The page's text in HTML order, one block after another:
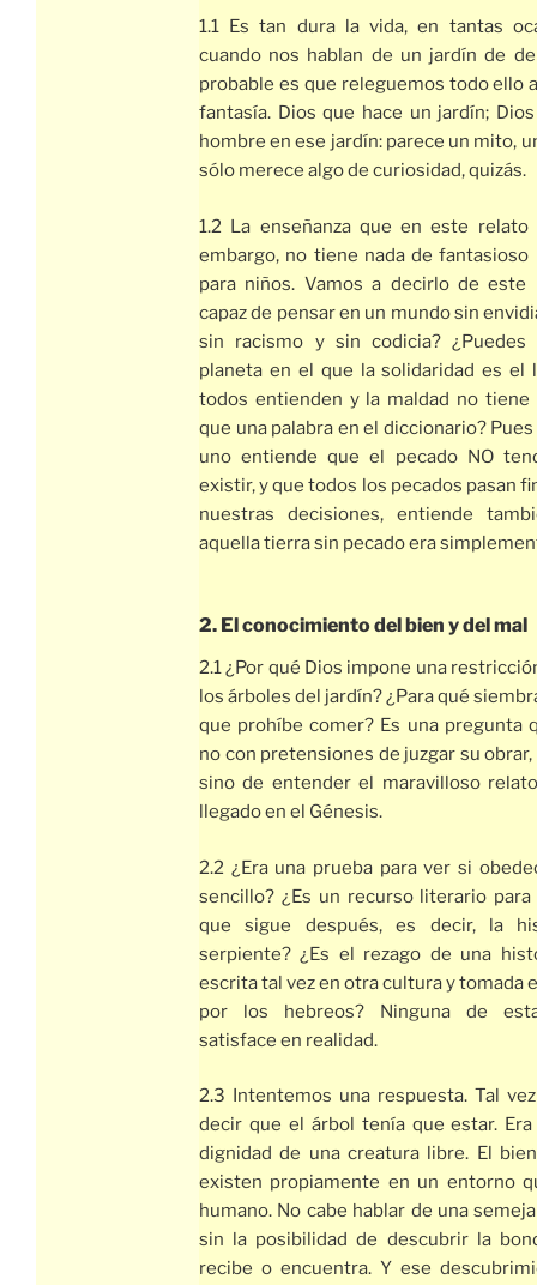
1.1 Es tan dura la vida, en tantas
cuando nos hablan de un jardín de
probable es que releguemos todo ello
fantasía. Dios que hace un jardín;
hombre en ese jardín: parece un mito,
sólo merece algo de curiosidad, quizás.
1.2 La enseñanza que en este relato
embargo, no tiene nada de
para niños. Vamos a decirlo de este
capaz de pensar en un mundo sin
sin racismo y sin codicia? ¿Puedes
planeta en el que la solidaridad es el
todos entienden y la maldad no tiene
que una palabra en el diccionario?
uno entiende que el pecado NO
existir, y que todos los pecados pasan
nuestras decisiones, entiende
aquella tierra sin pecado era
2. El conocimiento del bien y del mal
2.1 ¿Por qué Dios impone una
los árboles del jardín? ¿Para qué
que prohíbe comer? Es una pregunta
no con pretensiones de juzgar su
sino de entender el maravilloso
llegado en el Génesis.
2.2 ¿Era una prueba para ver si
sencillo? ¿Es un recurso literario
que sigue después, es decir, la
serpiente? ¿Es el rezago de una
escrita tal vez en otra cultura y tomada
por los hebreos? Ninguna de
satisface en realidad.
2.3 Intentemos una respuesta. Tal
decir que el árbol tenía que estar.
dignidad de una creatura libre. El
existen propiamente en un entorno
humano. No cabe hablar de una
sin la posibilidad de descubrir la
recibe o encuentra. Y ese